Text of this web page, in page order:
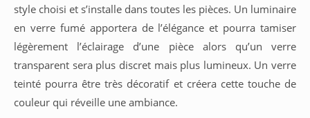
style choisi et s’installe dans toutes les pièces. Un luminaire
en verre fumé apportera de l’élégance et pourra tamiser
légèrement l’éclairage d’une pièce alors qu’un verre
transparent sera plus discret mais plus lumineux. Un verre
teinté pourra être très décoratif et créera cette touche de
couleur qui réveille une ambiance.